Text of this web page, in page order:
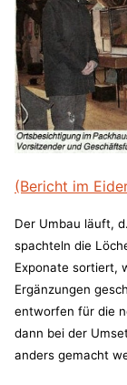
(Bericht im
Der Umbau läuft,
spachteln die
Exponate sortiert,
Ergänzungen
entworfen für die
dann bei der
anders gemacht